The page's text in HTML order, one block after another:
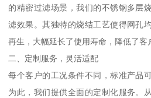
的精密过滤场景，我们的不锈钢多层
滤效果。其独特的烧结工艺使得网孔
再生，大幅延长了使用寿命，降低了客
二、定制服务，灵活适配
每个客户的工况条件不同，标准产品
为此，我们提供全面的定制化服务。